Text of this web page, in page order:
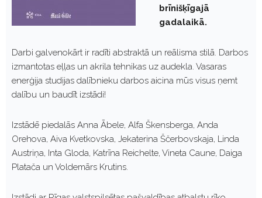
brīnišķīgajā
gadalaikā.
Darbi galvenokārt ir radīti abstraktā un reālisma stilā. Darbos
izmantotas eļļas un akrila tehnikas uz audekla. Vasaras
enerģija studijas dalībnieku darbos aicina mūs visus ņemt
dalību un baudīt izstādi!
Izstādē piedalās Anna Ābele, Alfa Škensberga, Anda
Orehova, Aiva Kvetkovska, Jekaterina Ščerbovskaja, Linda
Austriņa, Inta Gloda, Katrīna Reichelte, Vineta Caune, Daiga
Platača un Voldemārs Krutins.